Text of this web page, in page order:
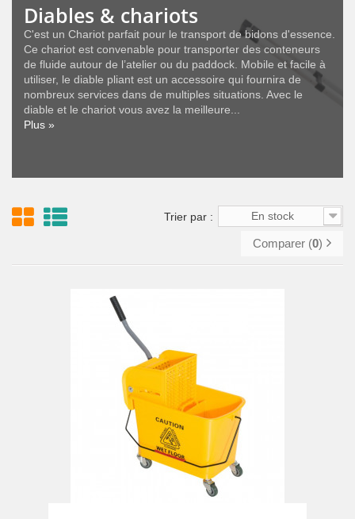
Diables & chariots
C'est un Chariot parfait pour le transport de bidons d'essence.
Ce chariot est convenable pour transporter des conteneurs
de fluide autour de l’atelier ou du paddock. Mobile et facile à
utiliser, le diable pliant est un accessoire qui fournira de
nombreux services dans de multiples situations. Avec le
diable et le chariot vous avez la meilleure...
Plus »
Trier par : En stock
Comparer (0)